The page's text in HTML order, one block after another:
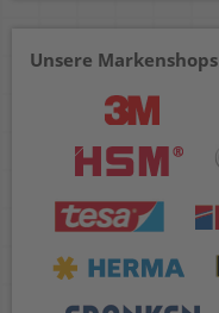
Unsere Markenshops